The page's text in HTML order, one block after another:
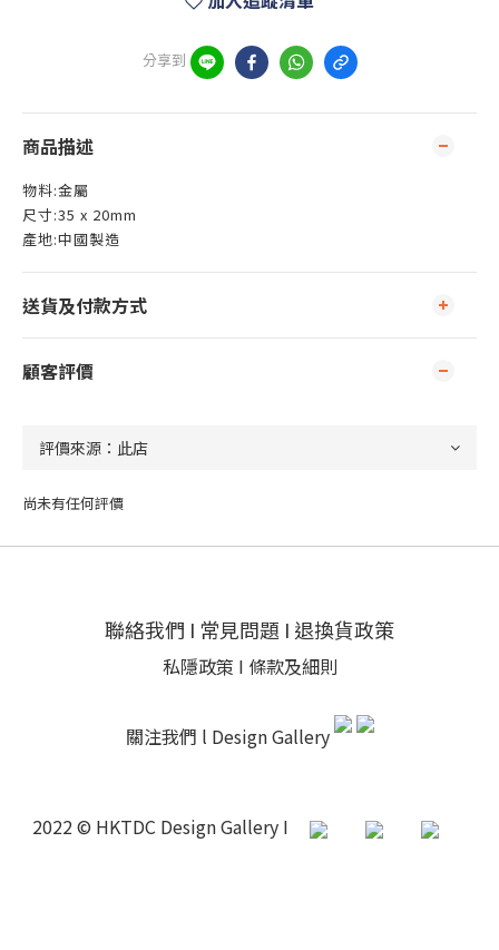
分享到
商品描述
物料:金屬
尺寸:35 x 20mm
產地:中國製造
送貨及付款方式
顧客評價
尚未有任何評價
聯絡我們 I 常見問題 I 退換貨政策
私隱政策 I 條款及細則
關注我們 l Design Gallery
2022 © HKTDC Design Gallery I